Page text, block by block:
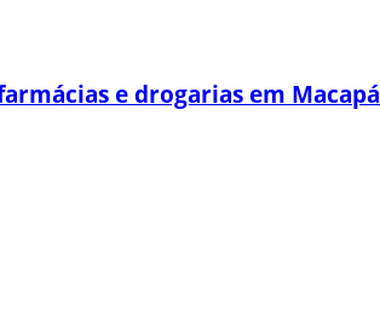
e drogarias em Macapá